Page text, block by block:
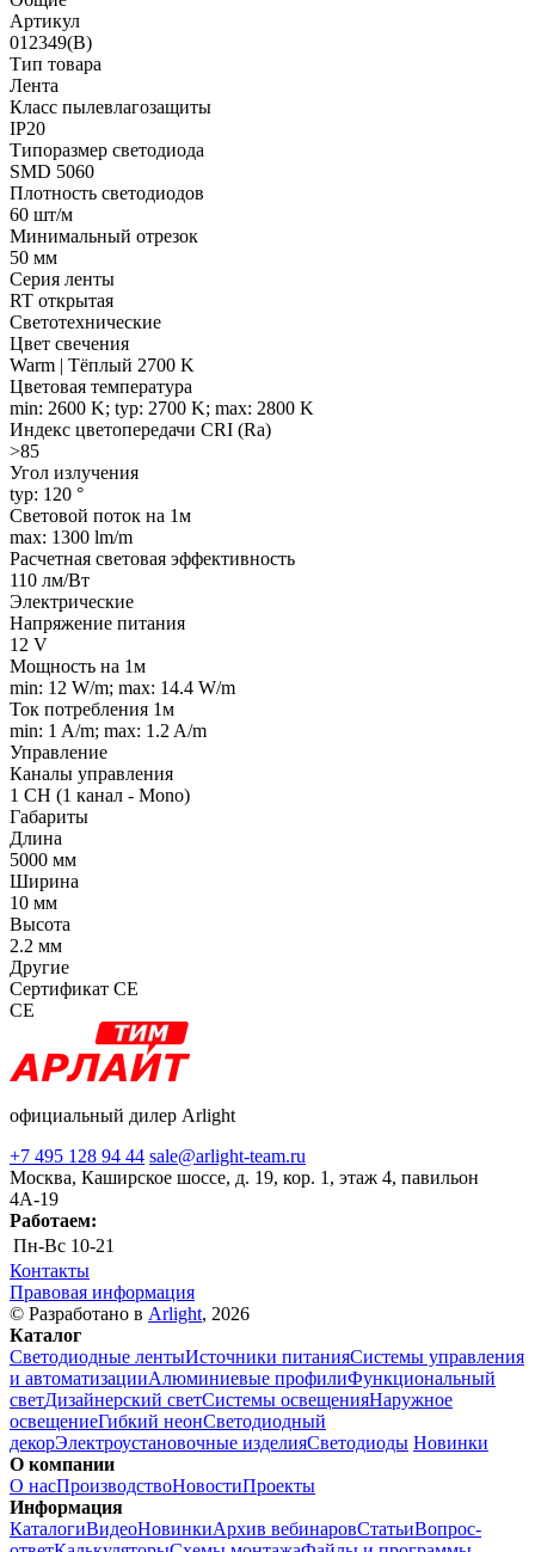
Артикул
012349(B)
Тип товара
Лента
Класс пылевлагозащиты
IP20
Типоразмер светодиода
SMD 5060
Плотность светодиодов
60 шт/м
Минимальный отрезок
50 мм
Серия ленты
RT открытая
Светотехнические
Цвет свечения
Warm | Тёплый 2700 K
Цветовая температура
min: 2600 K; typ: 2700 K; max: 2800 K
Индекс цветопередачи CRI (Ra)
>85
Угол излучения
typ: 120 °
Световой поток на 1м
max: 1300 lm/m
Расчетная световая эффективность
110 лм/Вт
Электрические
Напряжение питания
12 V
Мощность на 1м
min: 12 W/m; max: 14.4 W/m
Ток потребления 1м
min: 1 A/m; max: 1.2 A/m
Управление
Каналы управления
1 CH (1 канал - Mono)
Габариты
Длина
5000 мм
Ширина
10 мм
Высота
2.2 мм
Другие
Сертификат CE
CE
официальный дилер Arlight
+7 495 128 94 44 sale@arlight-team.ru
Москва, Каширское шоссе, д. 19, кор. 1, этаж 4, павильон
4А-19
Работаем:
Пн-Вс 10-21
Контакты
Правовая информация
© Разработано в Arlight, 2026
Каталог
Светодиодные лентыИсточники питанияСистемы управления
и автоматизацииАлюминиевые профилиФункциональный
светДизайнерский светСистемы освещенияНаружное
освещениеГибкий неонСветодиодный
декорЭлектроустановочные изделияСветодиоды Новинки
О компании
О насПроизводствоНовостиПроекты
Информация
КаталогиВидеоНовинкиАрхив вебинаровСтатьиВопрос-